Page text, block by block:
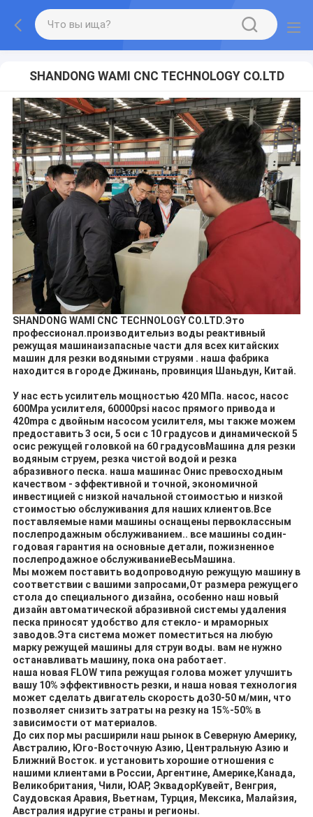
SHANDONG WAMI CNC TECHNOLOGY CO.LTD
SHANDONG WAMI CNC TECHNOLOGY CO.LTD.Это
профессионал.производительиз воды реактивный
режущая машинаизапасные части для всех китайских
машин для резки водяными струями . наша фабрика
находится в городе Джинань, провинция Шаньдун, Китай.
У нас есть усилитель мощностью 420 МПа. насос, насос
600Mpa усилителя, 60000psi насос прямого привода и
420mpa с двойным насосом усилителя, мы также можем
предоставить 3 оси, 5 оси с 10 градусов и динамической 5
осис режущей головкой на 60 градусовМашина для резки
водяным струем, резка чистой водой и резка
абразивного песка. наша машинас Онис превосходным
качеством - эффективной и точной, экономичной
инвестицией с низкой начальной стоимостью и низкой
стоимостью обслуживания для наших клиентов.Все
поставляемые нами машины оснащены первоклассным
послепродажным обслуживанием.. все машины содин-
годовая гарантия на основные детали, пожизненное
послепродажное обслуживаниеВесьМашина.
Мы можем поставить водопроводную режущую машину в
соответствии с вашими запросами,От размера режущего
стола до специального дизайна, особенно наш новый
дизайн автоматической абразивной системы удаления
песка приносят удобство для стекло- и мраморных
заводов.Эта система может поместиться на любую
марку режущей машины для струи воды. вам не нужно
останавливать машину, пока она работает.
наша новая FLOW типа режущая голова может улучшить
вашу 10% эффективность резки, и наша новая технология
может сделать двигатель скорость до30-50 м/мин, что
позволяет снизить затраты на резку на 15%-50% в
зависимости от материалов.
До сих пор мы расширили наш рынок в Северную Америку,
Австралию, Юго-Восточную Азию, Центральную Азию и
Ближний Восток. и установить хорошие отношения с
нашими клиентами в России, Аргентине, Америке,Канада,
Великобритания, Чили, ЮАР, ЭквадорКувейт, Венгрия,
Саудовская Аравия, Вьетнам, Турция, Мексика, Малайзия,
Австралия идругие страны и регионы.